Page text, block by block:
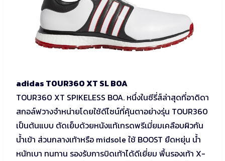
adidas TOUR360 XT SL BOA
TOUR360 XT SPIKELESS BOA. หนึ่งในซีรี่ส์ล่าสุดที่อาดิดา
สกอล์ฟวางจำหน่ายโดยใช้ดีไซน์ที่คุ้นตาอย่างรุ่น TOUR360
เป็นต้นแบบ ตัดเย็บด้วยหนังแท้เกรดพรีเมี่ยมเคลือบผิวกัน
น้ำเข้า ส่วนกลางเท้าหรือ midsole ใช้ BOOST ยืดหยุ่น น้ำ
หนักเบา ทนทาน รองรับการบิดเท้าได้ดีเยี่ยม พื้นรองเท้า X-